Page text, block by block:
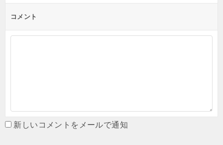
コメント
新しいコメントをメールで通知